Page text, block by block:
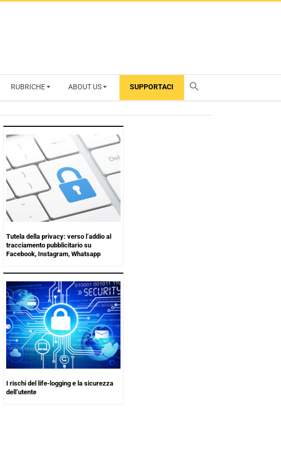
RUBRICHE ABOUT US SUPPORTACI
Tutela della privacy: verso l’addio al
tracciamento pubblicitario su
Facebook, Instagram, Whatsapp
I rischi del life-logging e la sicurezza
dell’utente